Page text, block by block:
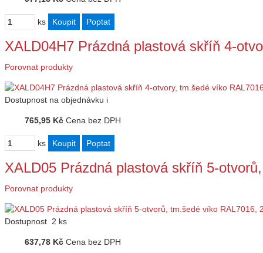
ks
XALD04H7 Prázdná plastová skříň 4-
Porovnat produkty
Dostupnost na objednávku i
765,95 Kč Cena bez DPH
ks
XALD05 Prázdná plastová skříň 5-
Porovnat produkty
Dostupnost 2 ks
637,78 Kč Cena bez DPH